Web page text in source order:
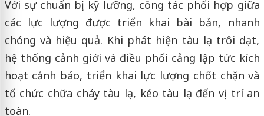
Với sự chuẩn bị kỹ lưỡng, công tác phối hợp giữa
các lực lượng được triển khai bài bản, nhanh
chóng và hiệu quả. Khi phát hiện tàu lạ trôi dạt,
hệ thống cảnh giới và điều phối cảng lập tức kích
hoạt cảnh báo, triển khai lực lượng chốt chặn và
tổ chức chữa cháy tàu lạ, kéo tàu lạ đến vị trí an
toàn.